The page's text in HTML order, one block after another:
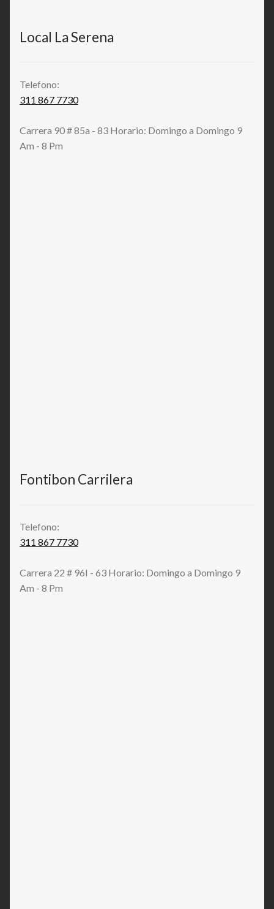
Local La Serena
Telefono:
311 867 7730
Carrera 90 # 85a - 83 Horario: Domingo a Domingo 9
Am - 8 Pm
Fontibon Carrilera
Telefono:
311 867 7730
Carrera 22 # 96I - 63 Horario: Domingo a Domingo 9
Am - 8 Pm